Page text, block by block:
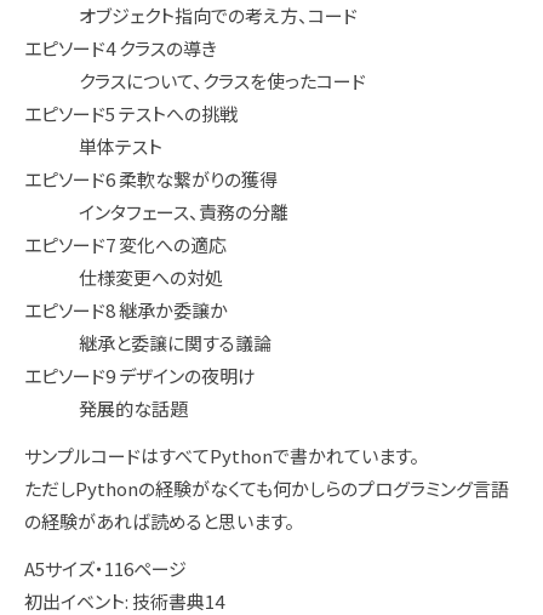
オブジェクト指向での考え方、コード
エピソード4 クラスの導き
クラスについて、クラスを使ったコード
エピソード5 テストへの挑戦
単体テスト
エピソード6 柔軟な繋がりの獲得
インタフェース、責務の分離
エピソード7 変化への適応
仕様変更への対処
エピソード8 継承か委譲か
継承と委譲に関する議論
エピソード9 デザインの夜明け
発展的な話題
サンプルコードはすべてPythonで書かれています。
ただしPythonの経験がなくても何かしらのプログラミング言語
の経験があれば読めると思います。
A5サイズ・116ページ
初出イベント: 技術書典14